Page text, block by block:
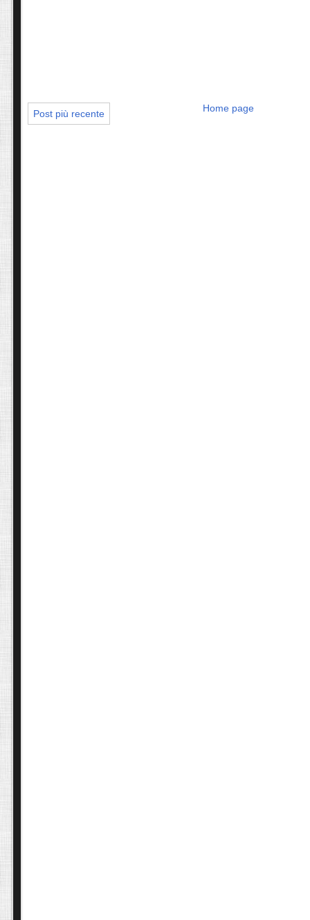
Post più recente Home page